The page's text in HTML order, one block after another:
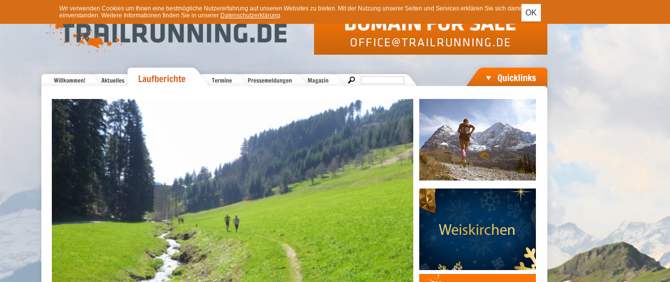
OK
Wir verwenden Cookies um Ihnen eine bestmögliche Nutzererfahrung auf unseren Websites zu bieten. Mit der Nutzung unserer Seiten und Services erklären Sie sich damit
einverstanden. Weitere Informationen finden Sie in unserer Datenschutzerklärung.
Trail-Suche